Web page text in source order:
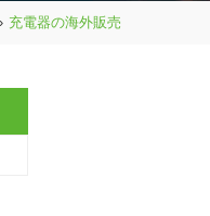
充電器の海外販売